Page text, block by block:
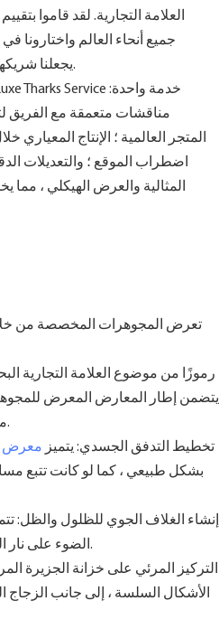
العلامة التجارية. لقد قاموا
جميع أنحاء العالم واختارونا في
يجعلنا شريكهم المفضل لحل العرض المفصل.
مناقشات متعمقة مع الفريق
المتجر العالمية ؛ الإنتاج المعياري
اضطراب الموقع ؛ والتعديلات
المثالية والعرض الهيكلي ، مما
يتضمن إطار المعارض المعرض
مما يتيح للعملاء على الفور أن يشعروا بالحمض النووي الفريد الفريد للعلامة التجارية عند الدخول إلى المساحة.
2. تخطيط التدفق الجسدي: يتميز معرض
بشكل طبيعي ، كما لو كانت تتبع
الضوء على نار الماس وتفاصيل المجوهرات ، مما يسمح للقطع بالتألق في الضوء والظل الفريد ، وتروي قصة العلامة التجارية.
الأشكال السلسة ، إلى جانب الزجاج